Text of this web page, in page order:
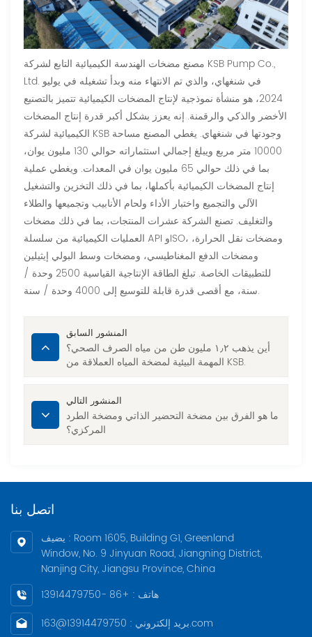
مصنع مضخات الهندسة الكيميائية التابع لشركة KSB Pump Co.,
Ltd. في شنغهاي، والذي تم الانتهاء منه وبدأ تشغيله في يوليو
2024، هو منشأة نموذجية لإنتاج المضخات الكيميائية تتميز بالتصنيع
الأخضر والذكي والرقمنة. إنه يعزز بشكل أكبر قدرة إنتاج المضخات
الكيميائية لشركة KSB وجودتها في شنغهاي. يغطي المصنع مساحة
10000 متر مربع ويبلغ إجمالي استثماراته حوالي 130 مليون يوان،
بما في ذلك حوالي 65 مليون يوان في المعدات. ويغطي عملية
إنتاج المضخات الكيميائية بأكملها، بما في ذلك التخزين والتشغيل
الآلي والتجميع واختبار الأداء ولحام الأنابيب وتجميعها والطلاء
والتغليف. تصنع الشركة عشرات المنتجات، بما في ذلك مضخات
العمليات الكيميائية من سلسلة API وISO، ومضخات نقل الحرارة،
ومضخات الدفع المغناطيسي، ومضخات وسط البولي إيثيلين
للتطبيقات الخاصة. تبلغ الطاقة الإنتاجية القياسية 2500 وحدة /
سنة، مع أقصى قدرة قابلة للتوسيع إلى 4000 وحدة / سنة.
المنشور السابق
أين يذهب ١٫٢ مليون طن من مياه الصرف الصحي؟
المهمة البيئية لمضخة المياه العملاقة من KSB.
المنشور التالي
ما هو الفرق بين مضخة التحضير الذاتي ومضخة الطرد
المركزي؟
اتصل بنا
يضيف : Room 1605, Building G1, Greenland
Window, No. 9 Jinyuan Road, Jiangning District,
Nanjing City, Jiangsu Province, China
هاتف : +86 -13914479750
بريد إلكتروني : 13914479750@163.com